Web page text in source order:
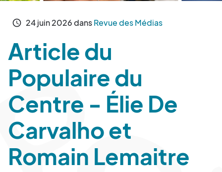
schedule 24juin2026dansRevue des Médias
Article du
Populaire du
Centre - Élie De
Carvalho et
Romain Lemaitre